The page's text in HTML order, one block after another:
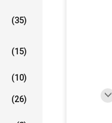
(35)
(15)
(10)
(26)